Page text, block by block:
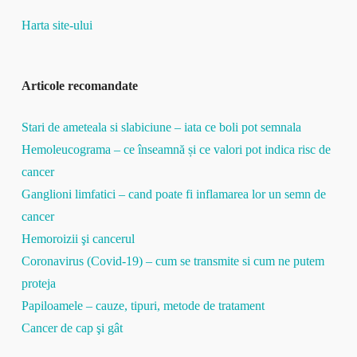
Harta site-ului
Articole recomandate
Stari de ameteala si slabiciune – iata ce boli pot semnala
Hemoleucograma – ce înseamnă și ce valori pot indica risc de
cancer
Ganglioni limfatici – cand poate fi inflamarea lor un semn de
cancer
Hemoroizii şi cancerul
Coronavirus (Covid-19) – cum se transmite si cum ne putem
proteja
Papiloamele – cauze, tipuri, metode de tratament
Cancer de cap şi gât